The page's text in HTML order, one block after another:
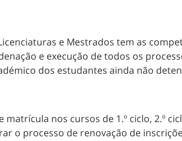
e Mestrados tem as
e execução de todos os
dos estudantes ainda não
matrícula nos cursos de 1.º ciclo, 2.º
o processo de renovação de